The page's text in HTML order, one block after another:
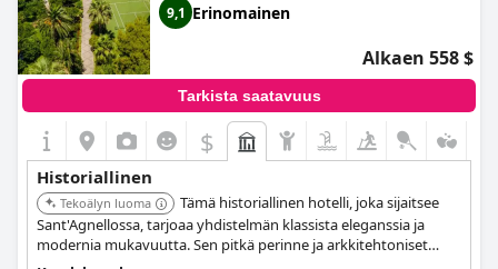
9,1 Erinomainen
Alkaen 558 $
Tarkista saatavuus
$
Historiallinen
Tekoälyn luoma
Tämä historiallinen hotelli, joka sijaitsee
Sant'Agnellossa, tarjoaa yhdistelmän klassista eleganssia ja
modernia mukavuutta. Sen pitkä perinne ja arkkitehtoniset
piirteet heijastavat alueen rikasta historiaa. Hotellin suunnittelu